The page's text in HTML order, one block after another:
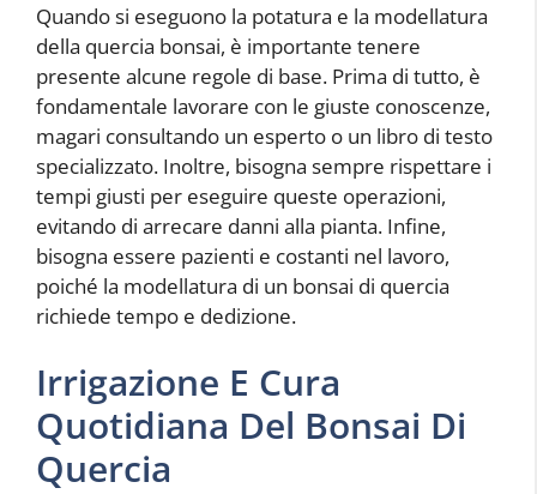
Quando si eseguono la potatura e la modellatura
della quercia bonsai, è importante tenere
presente alcune regole di base. Prima di tutto, è
fondamentale lavorare con le giuste conoscenze,
magari consultando un esperto o un libro di testo
specializzato. Inoltre, bisogna sempre rispettare i
tempi giusti per eseguire queste operazioni,
evitando di arrecare danni alla pianta. Infine,
bisogna essere pazienti e costanti nel lavoro,
poiché la modellatura di un bonsai di quercia
richiede tempo e dedizione.
Irrigazione E Cura
Quotidiana Del Bonsai Di
Quercia